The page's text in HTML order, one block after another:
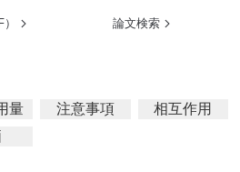
論文検索
量 注意事項
相互作用